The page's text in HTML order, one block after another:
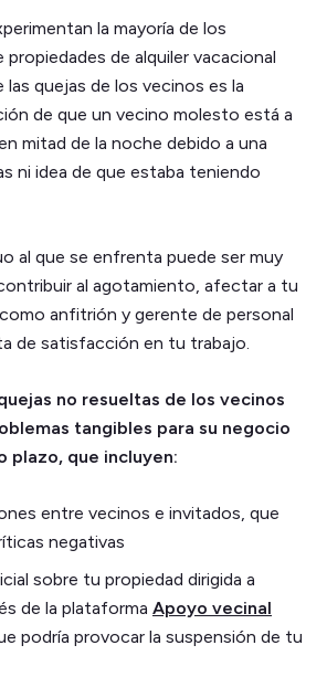
la mayoría de los
propiedades de alquiler vacacional
quejas de los vecinos es la
de que un vecino molesto está a
mitad de la noche debido a una
ni idea de que estaba teniendo
al que se enfrenta puede ser muy
al agotamiento, afectar a tu
anfitrión y gerente de personal
de satisfacción en tu trabajo.
no resueltas de los vecinos
tangibles para su negocio
plazo, que incluyen:
entre vecinos e invitados, que
negativas
sobre tu propiedad dirigida a
de la plataforma Apoyo vecinal
podría provocar la suspensión de tu